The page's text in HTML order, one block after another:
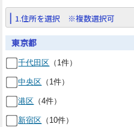
1.住所を選択 ※複数選択可
東京都
千代田区 （1件）
中央区 （1件）
港区 （4件）
新宿区 （10件）